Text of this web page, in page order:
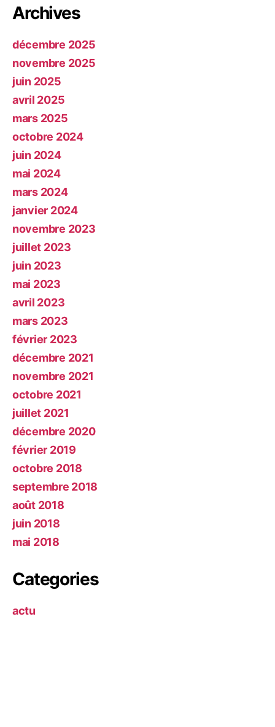
Archives
décembre 2025
novembre 2025
juin 2025
avril 2025
mars 2025
octobre 2024
juin 2024
mai 2024
mars 2024
janvier 2024
novembre 2023
juillet 2023
juin 2023
mai 2023
avril 2023
mars 2023
février 2023
décembre 2021
novembre 2021
octobre 2021
juillet 2021
décembre 2020
février 2019
octobre 2018
septembre 2018
août 2018
juin 2018
mai 2018
Categories
actu